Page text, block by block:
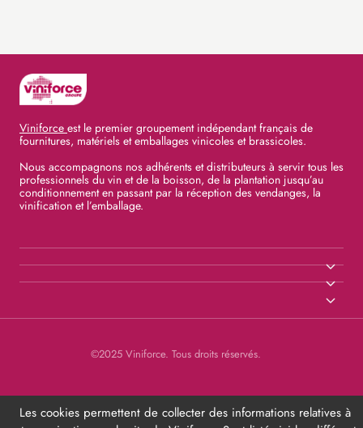
Viniforce est le premier groupement indépendant français de
fournitures, matériels et emballages vinicoles et brassicoles.
Nous accompagnons nos adhérents et distributeurs à servir tous les
professionnels du vin et de la boisson, de la plantation jusqu’au
conditionnement en passant par la réception des vendanges, la
vinification et l’emballage.
©2025 Viniforce. Tous droits réservés.
Les cookies permettent de collecter des informations relatives à